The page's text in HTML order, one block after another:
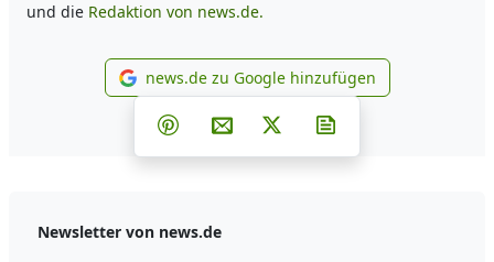
und die Redaktion von news.de.
news.de zu Google
news.de zu Google hinzufügen
Teilen auf Facebook
Teilen auf Whatsapp
Teilen auf Telegram
Teilen auf Pinterest
Per E-Mail teilen
Post auf X
Newsletter von news.de